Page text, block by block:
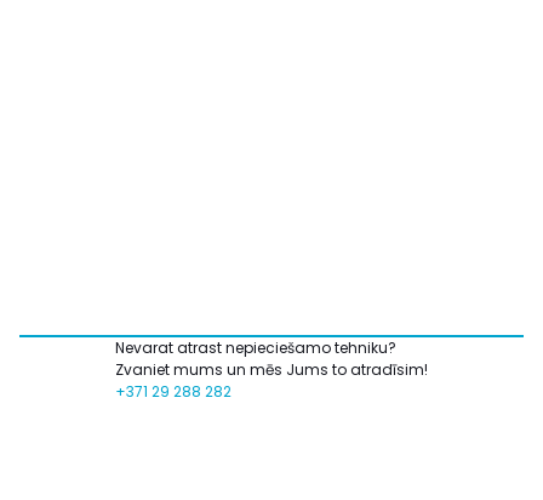
Nevarat atrast nepieciešamo tehniku?
Zvaniet mums un mēs Jums to atradīsim!
+371 29 288 282